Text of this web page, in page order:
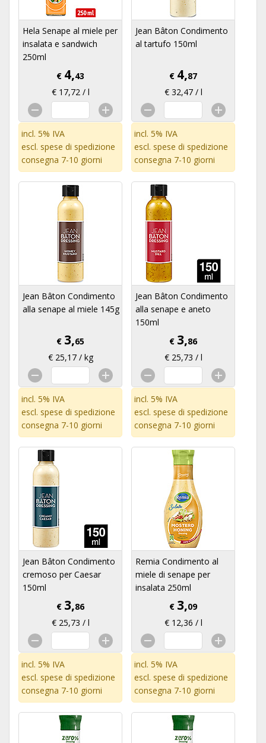
Hela Senape al miele per
insalata e sandwich
250ml
€ 4,43
€ 17,72 / l
incl. 5% IVA
escl. spese di spedizione
consegna 7-10 giorni
Jean Bâton Condimento
al tartufo 150ml
€ 4,87
€ 32,47 / l
incl. 5% IVA
escl. spese di spedizione
consegna 7-10 giorni
Jean Bâton Condimento
alla senape al miele 145g
€ 3,65
€ 25,17 / kg
incl. 5% IVA
escl. spese di spedizione
consegna 7-10 giorni
Jean Bâton Condimento
alla senape e aneto
150ml
€ 3,86
€ 25,73 / l
incl. 5% IVA
escl. spese di spedizione
consegna 7-10 giorni
Jean Bâton Condimento
cremoso per Caesar
150ml
€ 3,86
€ 25,73 / l
incl. 5% IVA
escl. spese di spedizione
consegna 7-10 giorni
Remia Condimento al
miele di senape per
insalata 250ml
€ 3,09
€ 12,36 / l
incl. 5% IVA
escl. spese di spedizione
consegna 7-10 giorni